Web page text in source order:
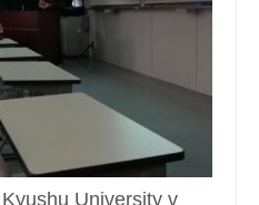
University v